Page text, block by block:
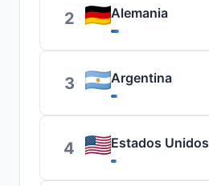
2 Alemania
3 Argentina
4 Estados Unidos